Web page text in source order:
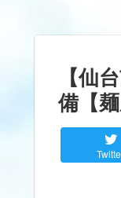
【仙
備【